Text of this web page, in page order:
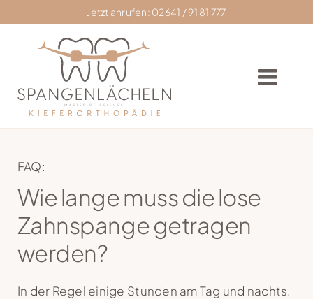
to
content
Jetzt anrufen: 02641 / 91 81 777
Praxis
Zahnkorrektur
Zahnspangen
FAQ:
Wie lange muss die lose
Zahnspange getragen
werden?
In der Regel einige Stunden am Tag und nachts.